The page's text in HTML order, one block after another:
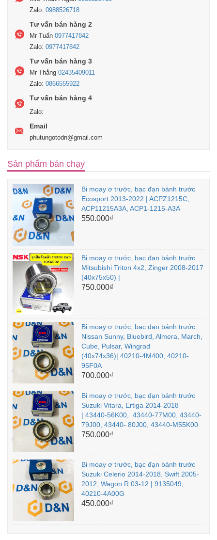
Zalo: 0988526718
Tư vấn bán hàng 2
Mr Tuấn 0977417842
Zalo: 0977417842
Tư vấn bán hàng 3
Mr Thắng 02435409011
Zalo: 0866555922
Tư vấn bán hàng 4
Zalo:
Email
phutungotodn@gmail.com
Sản phẩm bán chạy
Bi moay ơ trước, bạc đạn bánh trước
Ecosport 2013-2022 | ACPZ1215C,
ACP11215A3A, ACP1-1215-A3A
550.000₫
Bi moay ơ trước, bạc đạn bánh trước
Mitsubishi Triton 4x2, Zinger 2008-2017
(40x75x50) |
750.000₫
Bi moay ơ trước, bạc đạn bánh trước
Nissan Sunny, Bluebird, Almera, March,
Cube, Pulsar, Wingrad
(40x74x36)| 40210-4M400, 40210-
95F0A
700.000₫
Bi moay ơ trước, bạc đạn bánh trước
Suzuki Vitara, Ertiga 2014-2018
| 43440-56K00, 43440-77M00, 43440-
79J00, 43440- 80J00, 43440-M55K00
750.000₫
Bi moay ơ trước, bạc đạn bánh trước
Suzuki Celerio 2014-2018, Swift 2005-
2012, Wagon R 03-12 | 9135049,
40210-4A00G
450.000₫